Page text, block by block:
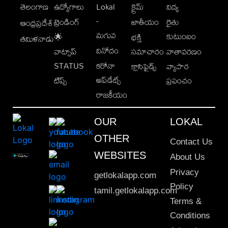
తెలంగాణ
ఆంధ్రప్రదేశ్
తమిళనాడు
ఉద్యోగాలు
ట్రెండింగ్
🌟
వాట్సాప్
STATUS
టిప్స్
Lokal
-
మగువ
వినోదం
కరోనా
అప్‌డేట్స్
రాజకీయం
క్రైమ్
జాతీయం
భక్తి
సమాచారం
క్లాసిఫైడ్స్
విద్య
రైతు
కుటుంబం
వాతావరణం
వ్యాపార
ప్రపంచం
OUR
OTHER
WEBSITES
getlokalapp.com
tamil.getlokalapp.com
LOKAL
Contact Us
About Us
Privacy
Policy
Terms &
Conditions